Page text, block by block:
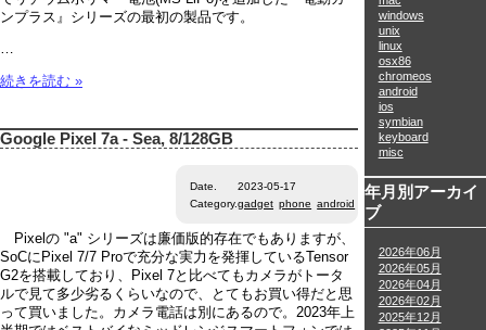
ンプラス』シリーズの最初の製品です。
続きを読む »
Google Pixel 7a - Sea, 8/128GB
Date.
2023-05-17
Category.gadget phone android
Pixelの "a" シリーズは廉価版的存在でもありますが、
SoCにPixel 7/7 Proで充分な実力を発揮しているTensor
G2を搭載しており、Pixel 7と比べてもカメラがトータ
ルで見て多少劣るくらいなので、とてもお買い得だと思
って買いました。カメラ電話は別にあるので。2023年上
windows
unix
linux
osx86
chromeos
android
ios
symbian
keyboard
misc
年月別アーカイ
ブ
2026年06月
2026年05月
2026年04月
2026年02月
2025年12月